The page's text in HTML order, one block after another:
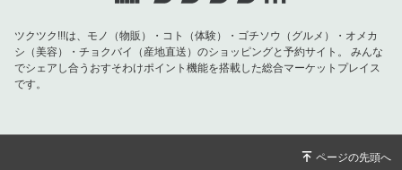
ツクツク!!!は、モノ（物販）・コト（体験）・ゴチソウ（グルメ）・オメカ
シ（美容）・チョクバイ（産地直送）のショッピングと予約サイト。
みんな
でシェアし合うおすそわけポイント機能を搭載した総合マーケットプレイス
です。